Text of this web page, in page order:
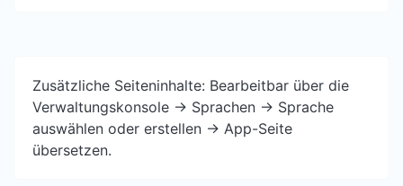
Zusätzliche Seiteninhalte: Bearbeitbar über die
Verwaltungskonsole -> Sprachen -> Sprache
auswählen oder erstellen -> App-Seite
übersetzen.